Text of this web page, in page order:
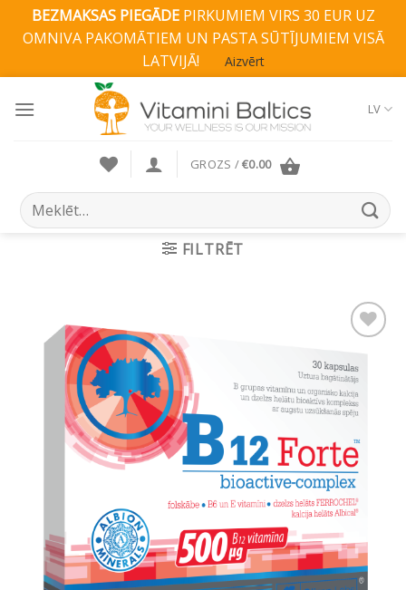
BEZMAKSAS PIEGĀDEPIRKUMIEM VIRS 30 EUR UZ
OMNIVA PAKOMĀTIEM UN PASTA SŪTĪJUMIEM VISĀ
LATVIJĀ!
Aizvērt
LV
GROZS /€0.00
Search
for:
FILTRĒT
sarakstam